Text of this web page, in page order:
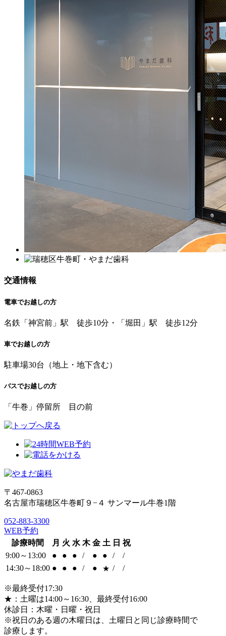
交通情報
電車でお越しの方
名鉄「神宮前」駅 徒歩10分・「堀田」駅 徒歩12分
車でお越しの方
駐車場30台（地上・地下含む）
バスでお越しの方
「牛巻」停留所 目の前
〒467-0863
名古屋市瑞穂区牛巻町９−４ サンマール牛巻1階
052-883-3300
WEB予約
診療時間
月 火 水 木 金 土 日 祝
9:00～13:00
● ● ● / ● ● /
/
14:30～18:00 ● ● ● / ● ★ / /
※最終受付17:30
★：土曜は14:00～16:30、最終受付16:00
休診日：木曜・日曜・祝日
※祝日のある週の木曜日は、土曜日と同じ診療時間で
診療します。